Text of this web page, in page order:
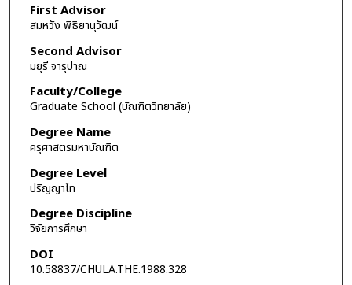
First Advisor
สมหวัง พิธิยานุวัฒน์
Second Advisor
มยุรี จารุปาณ
Faculty/College
Graduate School (บัณฑิตวิทยาลัย)
Degree Name
ครุศาสตรมหาบัณฑิต
Degree Level
ปริญญาโท
Degree Discipline
วิจัยการศึกษา
DOI
10.58837/CHULA.THE.1988.328